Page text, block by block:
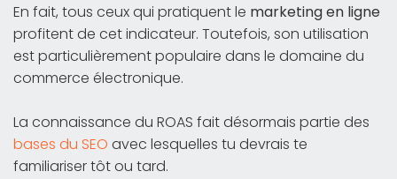
En fait, tous ceux qui pratiquent le marketing en ligne
profitent de cet indicateur. Toutefois, son utilisation
est particulièrement populaire dans le domaine du
commerce électronique.
La connaissance du ROAS fait désormais partie des
bases du SEO avec lesquelles tu devrais te
familiariser tôt ou tard.